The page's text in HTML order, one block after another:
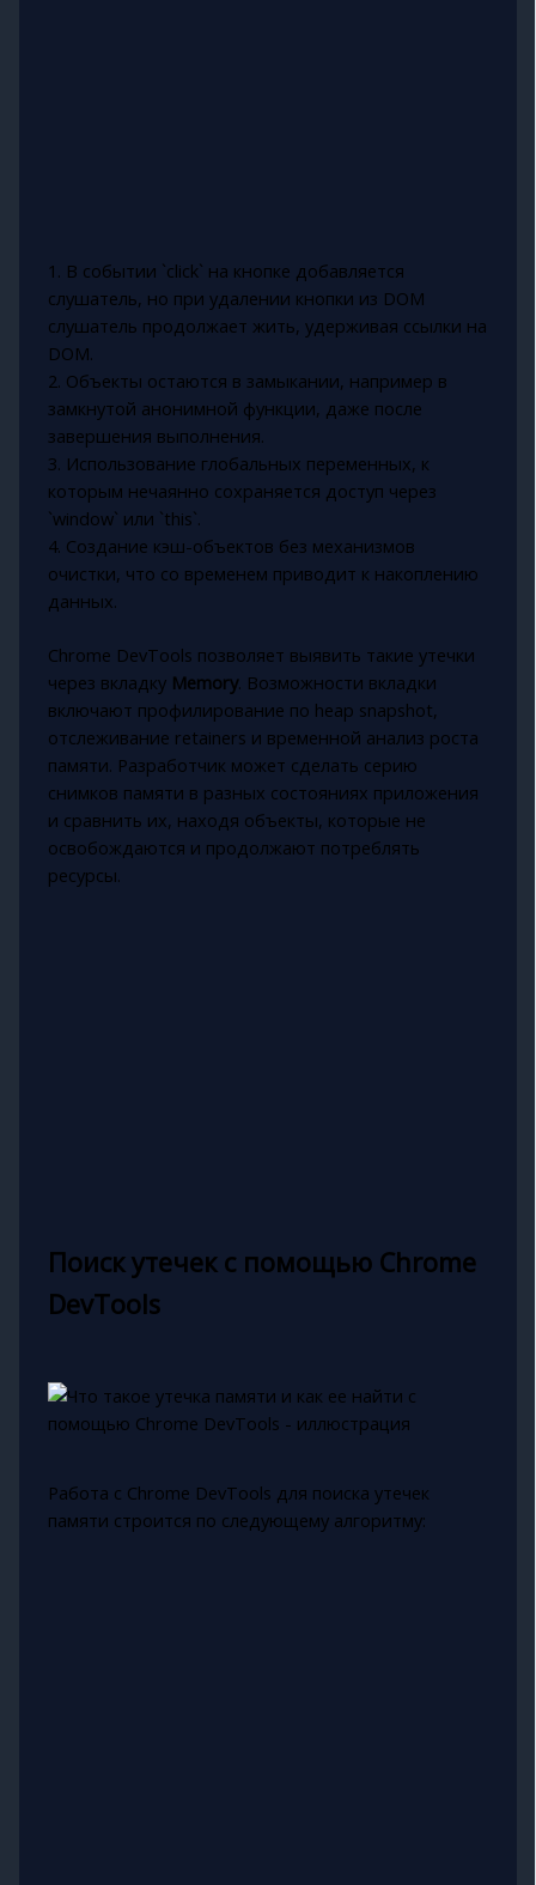
1. В событии `click` на кнопке добавляется
слушатель, но при удалении кнопки из DOM
слушатель продолжает жить, удерживая ссылки на
DOM.
2. Объекты остаются в замыкании, например в
замкнутой анонимной функции, даже после
завершения выполнения.
3. Использование глобальных переменных, к
которым нечаянно сохраняется доступ через
`window` или `this`.
4. Создание кэш-объектов без механизмов
очистки, что со временем приводит к накоплению
данных.
Chrome DevTools позволяет выявить такие утечки
через вкладку Memory. Возможности вкладки
включают профилирование по heap snapshot,
отслеживание retainers и временной анализ роста
памяти. Разработчик может сделать серию
снимков памяти в разных состояниях приложения
и сравнить их, находя объекты, которые не
освобождаются и продолжают потреблять
ресурсы.
Поиск утечек с помощью Chrome
DevTools
Работа с Chrome DevTools для поиска утечек
памяти строится по следующему алгоритму: